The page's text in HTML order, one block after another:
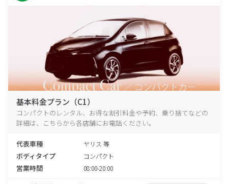
基本料金プラン（C1）
コンパクトのレンタル、お得な割引料金や予約、乗り捨てなどの
詳細は、こちらから各店舗にお電話ください。
代表車種 ヤリス 等
ボディタイプ コンパクト
営業時間 08:00-20:00